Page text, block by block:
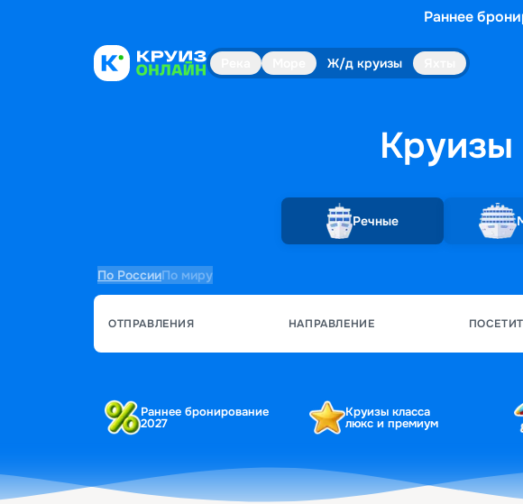
Раннее
Ж/д круизы
Речные
По РоссииПо миру
ОТПРАВЛЕНИЯ НАПРАВЛЕНИЕ
Раннее бронирование
2027
Круизы класса
люкс и премиум